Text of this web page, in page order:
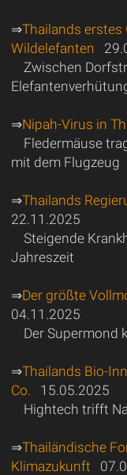
⇒Thailands
Wildelefanten
Zwischen
⇒Nipah-Virus in
Fledermäuse
mit dem Flugzeug
⇒Thailands
22.11.2025
Steigende
Jahreszeit
⇒Der größte
04.11.2025
Der Supermond
⇒Thailands Bio-
Co. 15.05.2025
Hightech trifft
⇒Thailändische
Klimazukunft